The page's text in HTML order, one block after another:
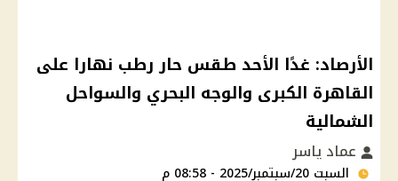
الأرصاد: غدًا الأحد طقس حار رطب نهارا على
القاهرة الكبرى والوجه البحري والسواحل
الشمالية
عماد ياسر
السبت 20/سبتمبر/2025 - 08:58 م